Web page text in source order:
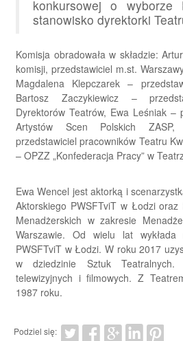
konkursowej o
stanowisko dyrektorki
Komisja obradowała w składzie:
komisji, przedstawiciel m.st.
Magdalena Klepczarek –
Bartosz Zaczykiewicz –
Dyrektorów Teatrów, Ewa Leśniak –
Artystów Scen Polskich
przedstawiciel pracowników Teatru
– OPZZ „Konfederacja Pracy” w
Ewa Wencel jest aktorką i
Aktorskiego PWSFTviT w Łodzi oraz
Menadżerskich w zakresie
Warszawie. Od wielu lat wykłada
PWSFTviT w Łodzi. W roku 2017
w dziedzinie Sztuk Teatralnych.
telewizyjnych i filmowych. Z
1987 roku.
Podziel się: